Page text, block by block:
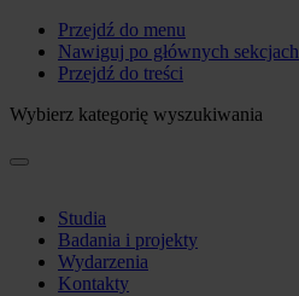
Przejdź do menu
Nawiguj po głównych sekcjach
Przejdź do treści
Wybierz kategorię wyszukiwania
Studia
Badania i projekty
Wydarzenia
Kontakty